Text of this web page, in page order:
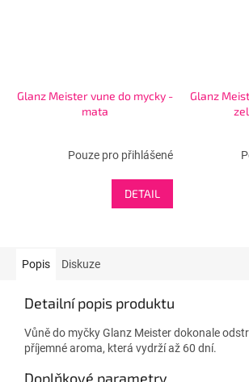
Glanz Meister vune do mycky -
mata
Pouze pro přihlášené
DETAIL
Glanz
Popis Diskuze
Detailní popis produktu
Vůně do myčky Glanz Meister dokonale
příjemné aroma, která vydrží až 60 dní.
Doplňkové parametry